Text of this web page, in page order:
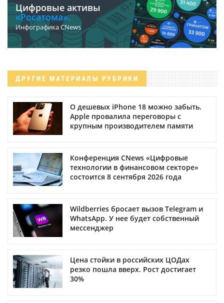
Цифровые активы
«Росатома».
Инфографика CNews
ДРУГИЕ МАТЕРИАЛЫ РУБРИКИ
О дешевых iPhone 18 можно забыть.
Apple провалила переговоры с
крупным производителем памяти
Конференция CNews «Цифровые
технологии в финансовом секторе»
состоится 8 сентября 2026 года
Wildberries бросает вызов Telegram и
WhatsApp. У нее будет собственный
мессенджер
Цена стойки в российских ЦОДах
резко пошла вверх. Рост достигает
30%